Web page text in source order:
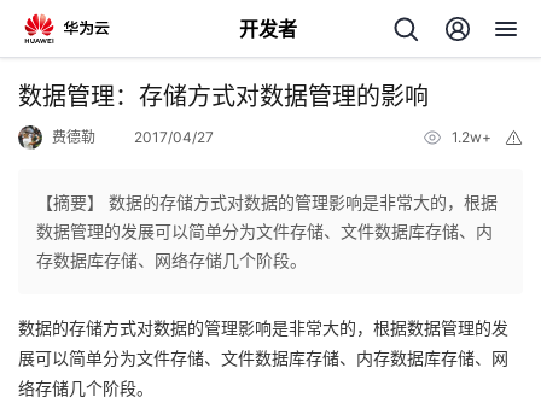
开发者
返
人
我
数据管理：存储方式对数据管理的影响
费德勒 2017/04/27 1.2w+
【摘要】 数据的存储方式对数据的管理影响是非常大的，根据
数据管理的发展可以简单分为文件存储、文件数据库存储、内
存数据库存储、网络存储几个阶段。
数据的存储方式对数据的管理影响是非常大的，根据数据管理的发
展可以简单分为文件存储、文件数据库存储、内存数据库存储、网
络存储几个阶段。